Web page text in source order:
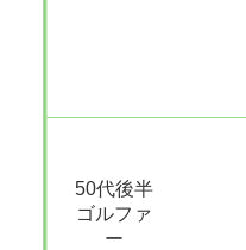
50代後半
ゴルファ
ー